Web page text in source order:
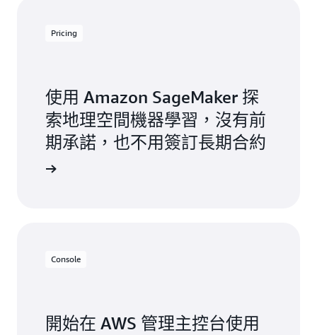
Pricing
使用 Amazon SageMaker 探
索地理空間機器學習，沒有前
期承諾，也不用簽訂長期合約
Console
開始在 AWS 管理主控台使用